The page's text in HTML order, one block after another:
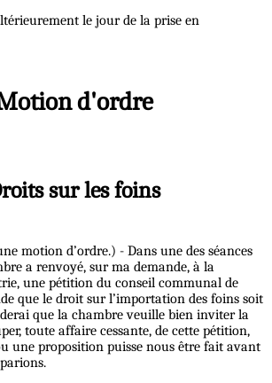
le jour de la prise en
d'ordre
sur les foins
motion d’ordre.) - Dans une des séances
a renvoyé, sur ma demande, à la
une pétition du conseil communal de
que le droit sur l’importation des foins soit
que la chambre veuille bien inviter la
toute affaire cessante, de cette pétition,
une proposition puisse nous être fait avant